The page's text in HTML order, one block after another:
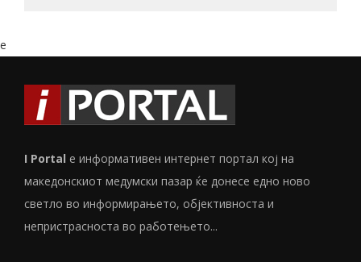
e
I Portal е информативен интернет портал кој на
македонскиот медумски пазар ќе донесе едно ново
светло во информирањето, објективноста и
непристрасноста во работењето...